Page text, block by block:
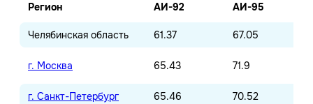
Регион АИ-92 АИ-95
Челябинская область 61.37 67.05
г. Москва 65.43 71.9
г. Санкт-Петербург 65.46 70.52